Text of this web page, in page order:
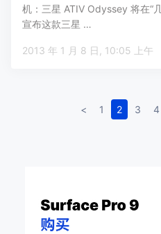
机：三星 ATIV Odyssey 将在“
宣布这款三星 …
2013 年 1 月 8 日, 10:05 上午
< 1 2 3 4